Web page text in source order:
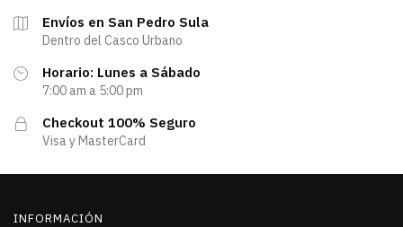
Envíos en San Pedro Sula
Dentro del Casco Urbano
Horario: Lunes a Sábado
7:00 am a 5:00 pm
Checkout 100% Seguro
Visa y MasterCard
INFORMACIÓN